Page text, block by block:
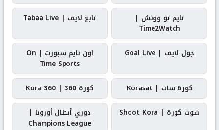
تايم تو ووتش |
Time2Watch
تابع لايف | Tabaa Live
جول لايف | Goal Live
اون تايم سبورت | On
Time Sports
كورة سات | Korasat
كورة 360 | Kora 360
شوت كورة | Shoot Kora
دوري أبطال أوروبا |
Champions League